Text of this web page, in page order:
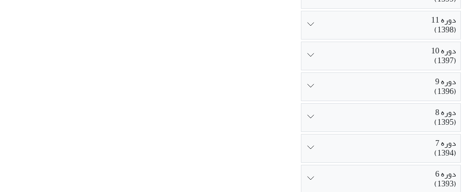
دوره 11
(1398)
دوره 10
(1397)
دوره 9
(1396)
دوره 8
(1395)
دوره 7
(1394)
دوره 6
(1393)